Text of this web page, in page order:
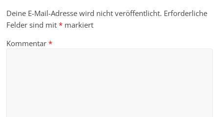
Deine E-Mail-Adresse wird nicht veröffentlicht. Erforderliche
Felder sind mit* markiert
Kommentar*